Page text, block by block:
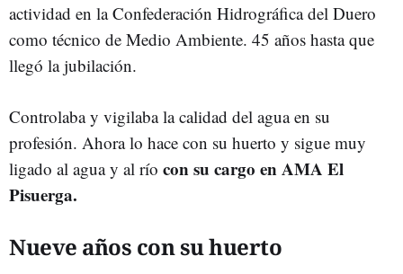
actividad en la Confederación Hidrográfica del Duero
como técnico de Medio Ambiente. 45 años hasta que
llegó la jubilación.
Controlaba y vigilaba la calidad del agua en su
profesión. Ahora lo hace con su huerto y sigue muy
ligado al agua y al río con su cargo en AMA El
Pisuerga.
Nueve años con su huerto